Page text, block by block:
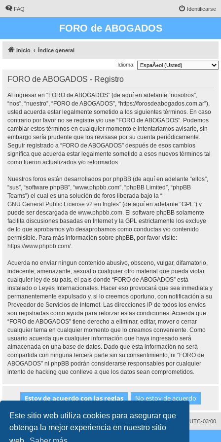
Este sitio web utiliza cookies para asegurar que
obtenga la mejor experiencia en nuestro sitio
FAQ Identificarse
FORO de ABOGADOS
Inicio Índice general
Idioma:
FORO de ABOGADOS - Registro
Al ingresar en “FORO de ABOGADOS” (de aquí en adelante “nosotros”,
“nos”, “nuestro”, “FORO de ABOGADOS”, “https://forosdeabogados.com.ar”),
usted acuerda estar legalmente sometido a los siguientes términos. En caso
contrario por favor no se registre y/o use “FORO de ABOGADOS”. Podemos
cambiar estos términos en cualquier momento e intentaríamos avisarle, sin
embargo sería prudente que los revisase por su cuenta periódicamente.
Seguir registrado a “FORO de ABOGADOS” después de esos cambios
significa que acuerda estar legalmente sometido a esos nuevos términos tal
como fueron actualizados y/o reformados.
Nuestros foros están desarrollados por phpBB (de aquí en adelante “ellos”,
“sus”, “software phpBB”, “www.phpbb.com”, “phpBB Limited”, “phpBB
Teams”) el cual es una solución de foros liberada bajo la “
GNU General Public License v2 en Ingles” (de aquí en adelante “GPL”) y
puede ser descargada de www.phpbb.com. El software phpBB solamente
facilita discusiones basadas en Internet y la GPL estrictamente los excluye
de lo que aprobamos y/o desaprobamos como conductas y/o contenido
permisible. Para más información sobre phpBB, por favor visite:
https://www.phpbb.com/.
Acuerda no enviar ningun contenido abusivo, obsceno, vulgar, difamatorio,
indecente, amenazante, sexual o cualquier otro material que pueda violar
cualquier ley de su país, el país donde “FORO de ABOGADOS” está
instalado o Leyes Internacionales. Hacer eso provocará que sea inmediata y
permanentemente expulsado y, si lo creemos oportuno, con notificación a su
Proveedor de Servicios de Internet. Las direcciones IP de todos los envíos
son registradas como ayuda para reforzar estas condiciones. Acuerda que
“FORO de ABOGADOS” tiene derecho a eliminar, editar, mover o cerrar
cualquier tema en cualquier momento que lo creamos conveniente. Como
usuario acuerda que cualquier información que haya ingresado será
almacenada en una base de datos. Dado que esta información no será
compartida con ninguna tercera parte sin su consentimiento, ni “FORO de
ABOGADOS” ni phpBB podrán considerarse responsables por cualquier
intento de hacking que conlleve a que los datos sean comprometidos.
Todos los horarios son UTC-03:00
Borrar cookies
Desarrollado por ® Forum Software © phpBB Limited